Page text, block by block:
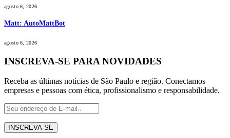
agosto 6, 2026
Matt: AutoMattBot
agosto 6, 2026
INSCREVA-SE PARA NOVIDADES
Receba as últimas notícias de São Paulo e região. Conectamos
empresas e pessoas com ética, profissionalismo e responsabilidade.